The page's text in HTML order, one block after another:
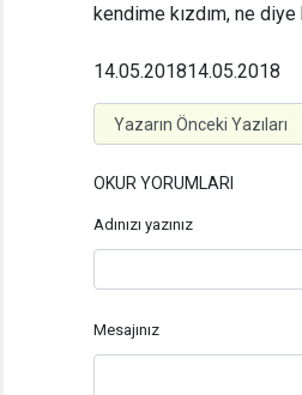
kendime kızdım, ne diye
14.05.2018
14.05.2018
OKUR YORUMLARI
Adınızı yazınız
Mesajınız